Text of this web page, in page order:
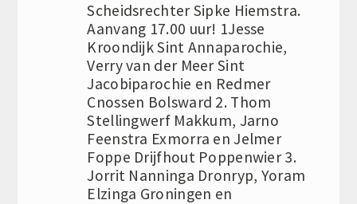
Scheidsrechter Sipke Hiemstra.
Aanvang 17.00 uur! 1Jesse
Kroondijk Sint Annaparochie,
Verry van der Meer Sint
Jacobiparochie en Redmer
Cnossen Bolsward 2. Thom
Stellingwerf Makkum, Jarno
Feenstra Exmorra en Jelmer
Foppe Drijfhout Poppenwier 3.
Jorrit Nanninga Dronryp, Yoram
Elzinga Groningen en